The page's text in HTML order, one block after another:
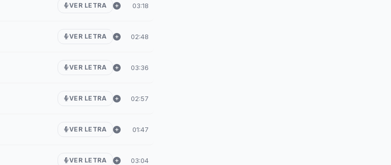
VER LETRA 03:18
VER LETRA 02:48
VER LETRA 03:36
VER LETRA 02:57
VER LETRA 01:47
VER LETRA 03:04